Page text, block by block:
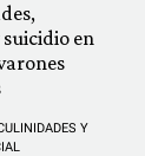
en
Y